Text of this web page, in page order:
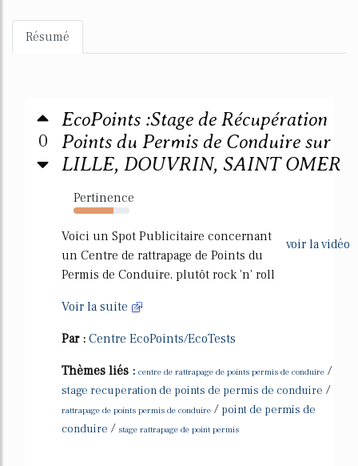
Résumé
0
EcoPoints :Stage de Récupération
Points du Permis de Conduire sur
LILLE, DOUVRIN, SAINT OMER
Pertinence
71%
voir la vidéo
Voici un Spot Publicitaire concernant
un Centre de rattrapage de Points du
Permis de Conduire, plutôt rock 'n' roll
Voir la suite
Par : Centre EcoPoints/EcoTests
Thèmes liés : centre de rattrapage de points permis de conduire /
stage recuperation de points de permis de conduire /
rattrapage de points permis de conduire / point de permis de
conduire / stage rattrapage de point permis